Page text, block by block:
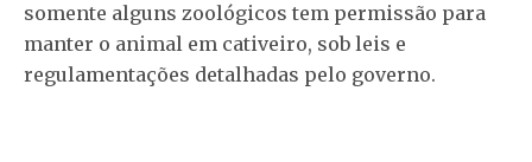
somente alguns zoológicos tem permissão para
manter o animal em cativeiro, sob leis e
regulamentações detalhadas pelo governo.